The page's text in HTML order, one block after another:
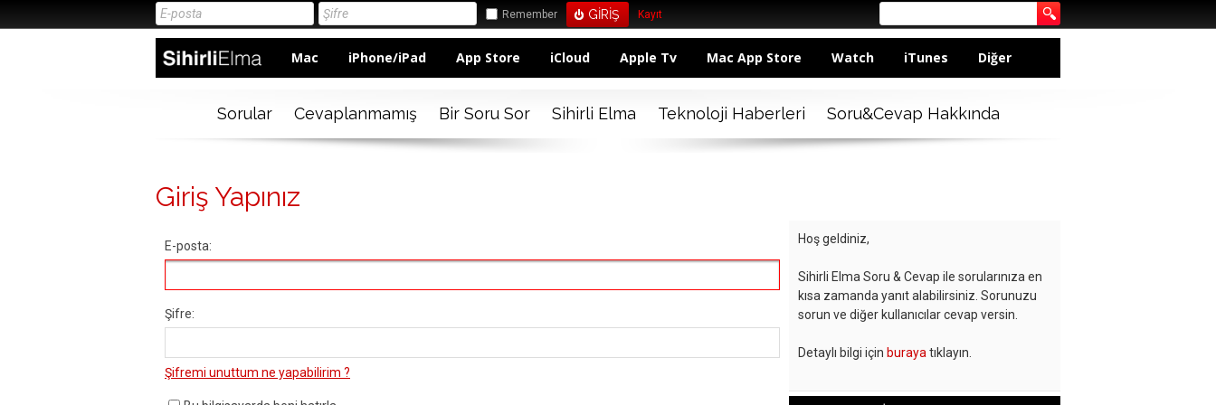
Remember Kayıt
Mac iPhone/iPad App Store iCloud Apple Tv Mac App Store Watch iTunes Diğer
Sorular Cevaplanmamış Bir Soru Sor Sihirli Elma Teknoloji Haberleri Soru&Cevap Hakkında
Giriş Yapınız
E-posta:
Şifre:
Şifremi unuttum ne yapabilirim ?
Hoş geldiniz,
Sihirli Elma Soru & Cevap ile sorularınıza en
kısa zamanda yanıt alabilirsiniz. Sorunuzu
sorun ve diğer kullanıcılar cevap versin.
Detaylı bilgi için buraya tıklayın.